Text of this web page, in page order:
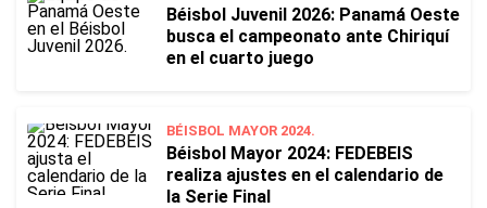
Béisbol Juvenil 2026: Panamá Oeste
busca el campeonato ante Chiriquí
en el cuarto juego
BÉISBOL MAYOR 2024.
Béisbol Mayor 2024: FEDEBEIS
realiza ajustes en el calendario de
la Serie Final